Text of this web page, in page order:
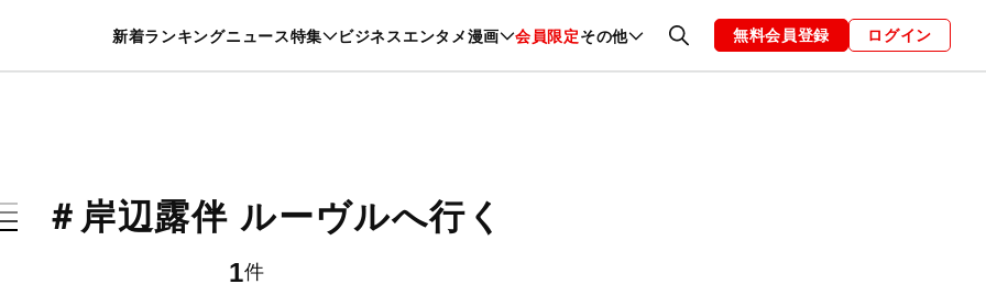
新着ランキングニュース特集 ビジネスエンタメ漫画 会員限定その他
暮らし スポーツ ヘルスケア 美容 グルメ ファッション 恋愛・結婚 編集部 お知らせ
無料会員登録 ログイン
＃岸辺露伴 ルーヴルへ行く
1件